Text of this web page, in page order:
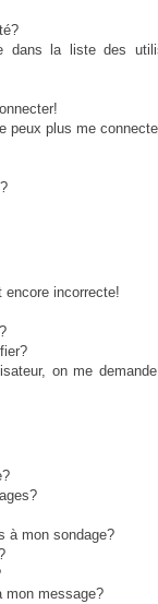
dans la liste des
peux plus me
encore incorrecte!
on me
à mon sondage?
mon message?